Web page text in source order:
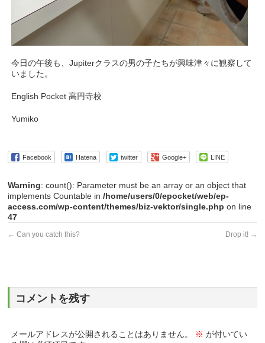
今日の午後も、Jupiterクラスの男の子たちが興味津々に観察して
いました。
English Pocket 高円寺校
Yumiko
Facebook Hatena twitter Google+ LINE
Warning: count(): Parameter must be an array or an object that
implements Countable in/home/users/0/epocket/web/ep-
access.com/wp-content/themes/biz-vektor/single.php on line
47
← Can you catch this? Drop it! →
コメントを残す
メールアドレスが公開されることはありません。 ※ が付いてい